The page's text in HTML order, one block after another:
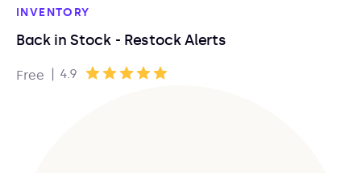
INVENTORY
Back in Stock - Restock Alerts
Free | 4.9